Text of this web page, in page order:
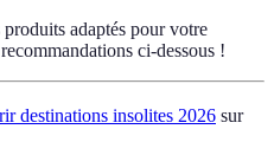
adaptés pour votre
ci-dessous !
destinations insolites 2026 sur